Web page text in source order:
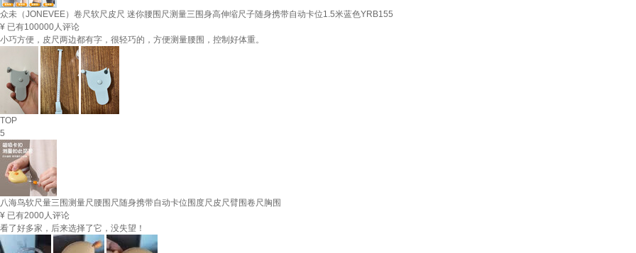
众未（JONEVEE）卷尺软尺皮尺 迷你腰围尺测量三围身高伸缩尺子随身携带自动卡位1.5米蓝色YRB155
¥ 已有100000人评论
小巧方便，皮尺两边都有字，很轻巧的，方便测量腰围，控制好体重。
TOP
5
八海鸟软尺量三围测量尺腰围尺随身携带自动卡位围度尺皮尺臂围卷尺胸围
¥ 已有2000人评论
看了好多家，后来选择了它，没失望！